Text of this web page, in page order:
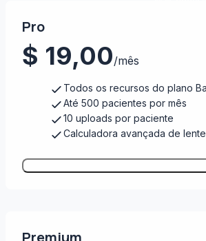
Pro
$ 19,00/mês
Todos os recursos do plano
Até 500 pacientes por mês
10 uploads por paciente
Calculadora avançada de
Premium